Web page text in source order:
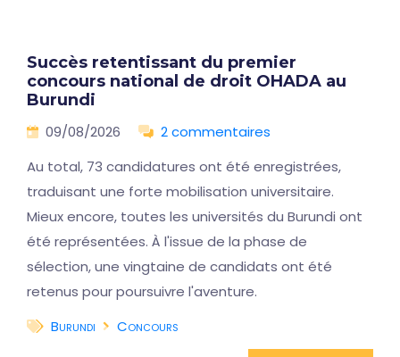
Succès retentissant du premier
concours national de droit OHADA au
Burundi
09/08/2026
2 commentaires
Au total, 73 candidatures ont été enregistrées,
traduisant une forte mobilisation universitaire.
Mieux encore, toutes les universités du Burundi ont
été représentées. À l'issue de la phase de
sélection, une vingtaine de candidats ont été
retenus pour poursuivre l'aventure.
Burundi
Concours